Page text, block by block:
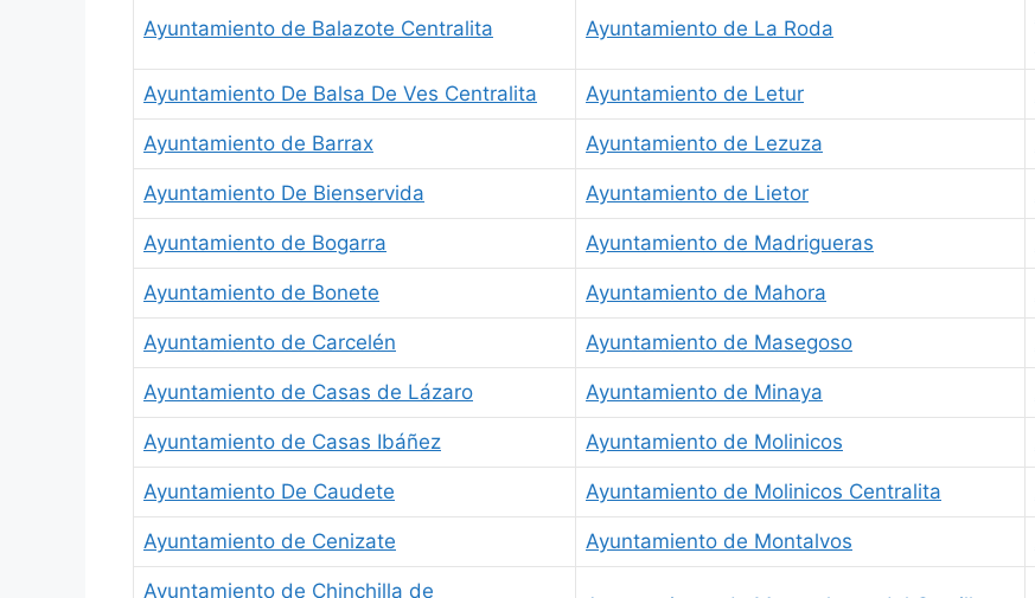
Ayuntamiento de Balazote Centralita Ayuntamiento de La Roda
Ayuntamiento De Balsa De Ves Centralita Ayuntamiento de Letur
Ayuntamiento de Barrax Ayuntamiento de Lezuza
Ayuntamiento De Bienservida Ayuntamiento de Lietor
Ayuntamiento de Bogarra Ayuntamiento de Madrigueras
Ayuntamiento de Bonete Ayuntamiento de Mahora
Ayuntamiento de Carcelén Ayuntamiento de Masegoso
Ayuntamiento de Casas de Lázaro Ayuntamiento de Minaya
Ayuntamiento de Casas Ibáñez Ayuntamiento de Molinicos
Ayuntamiento De Caudete Ayuntamiento de Molinicos Centralita
Ayuntamiento de Cenizate Ayuntamiento de Montalvos
Ayuntamiento de Chinchilla de